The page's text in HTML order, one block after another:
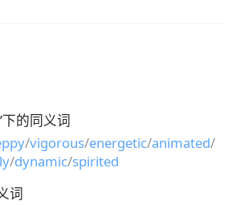
下的同义词
/vigorous/energetic/animated/
/dynamic/spirited
词